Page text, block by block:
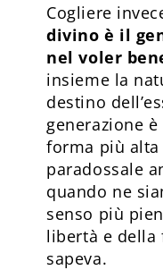
Cogliere
divino è il
nel voler
insieme la
destino
generazione
forma più alta
paradossale
quando ne
senso più
libertà e della
sapeva.